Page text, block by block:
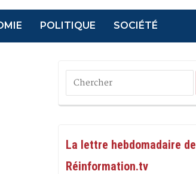
POLITIQUE SOCIÉTÉ
La lettre hebdomadaire de
Réinformation.tv